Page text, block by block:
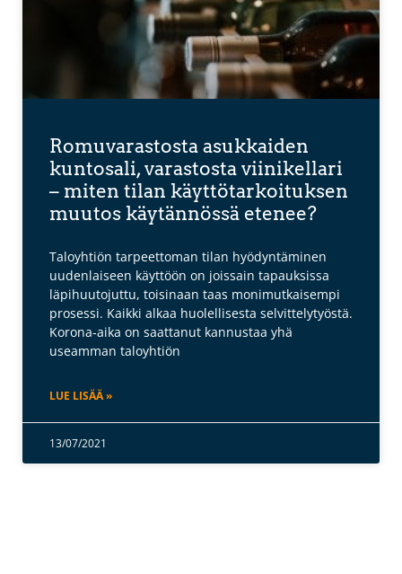
Romuvarastosta asukkaiden
kuntosali, varastosta viinikellari
– miten tilan käyttötarkoituksen
muutos käytännössä etenee?
Taloyhtiön tarpeettoman tilan hyödyntäminen
uudenlaiseen käyttöön on joissain tapauksissa
läpihuutojuttu, toisinaan taas monimutkaisempi
prosessi. Kaikki alkaa huolellisesta selvittelytyöstä.
Korona-aika on saattanut kannustaa yhä
useamman taloyhtiön
LUE LISÄÄ »
13/07/2021